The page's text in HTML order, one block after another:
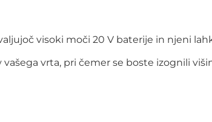
visoki moči 20 V baterije in njeni
vrta, pri čemer se boste izognili